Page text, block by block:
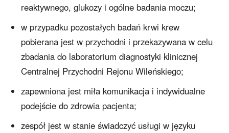
reaktywnego, glukozy i ogólne badania moczu;
w przypadku pozostałych badań krwi krew
pobierana jest w przychodni i przekazywana w celu
zbadania do laboratorium diagnostyki klinicznej
Centralnej Przychodni Rejonu Wileńskiego;
zapewniona jest miła komunikacja i indywidualne
podejście do zdrowia pacjenta;
zespół jest w stanie świadczyć usługi w języku